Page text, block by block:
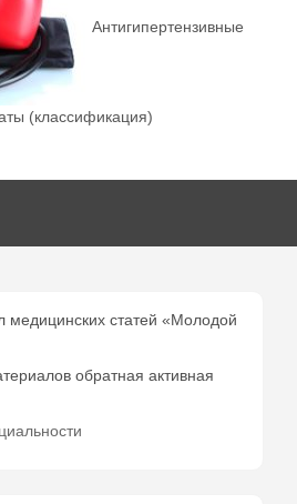
Антигипертензивные
(классификация)
статей «Молодой
обратная активная